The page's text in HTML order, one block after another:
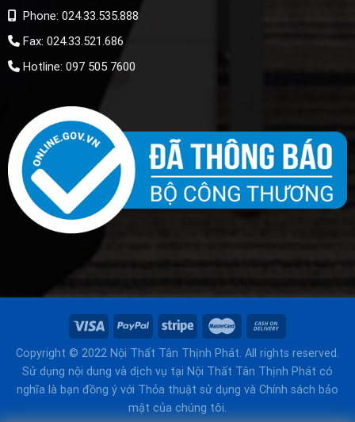
Phone: 024.33.535.888
Fax: 024.33.521.686
Hotline: 097 505 7600
Copyright © 2022 Nội Thất Tân Thịnh Phát. All rights reserved.
Sử dụng nội dung và dịch vụ tại Nội Thất Tân Thịnh Phát có
nghĩa là bạn đồng ý với Thỏa thuật sử dụng và Chính sách bảo
mật của chúng tôi.